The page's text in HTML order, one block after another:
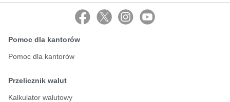
Pomoc dla kantorów
Pomoc dla kantorów
Przelicznik walut
Kalkulator walutowy